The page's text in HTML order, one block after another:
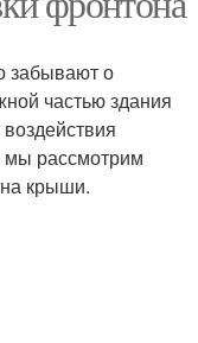
забывают о
частью здания
мы рассмотрим
крыши.